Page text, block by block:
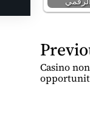
P
o
s
Casino